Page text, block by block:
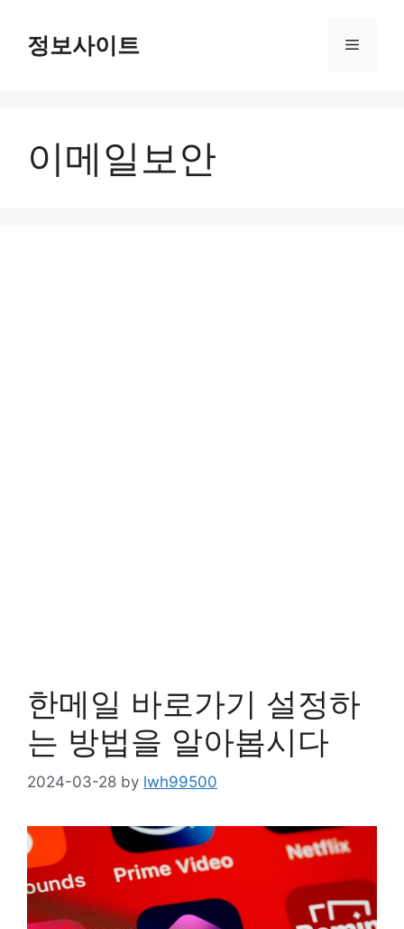
content정보사이트 Menu
이메일보안
한메일 바로가기 설정하
는 방법을 알아봅시다
2024-03-28 by lwh99500